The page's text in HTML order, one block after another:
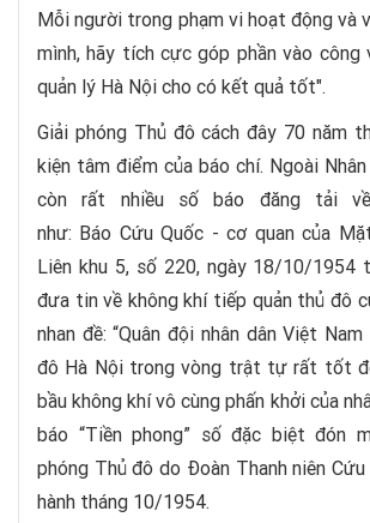
Mỗi người trong phạm vi hoạt động và
mình, hãy tích cực góp phần vào
quản lý Hà Nội cho có kết quả tốt".
Giải phóng Thủ đô cách đây 70 năm
kiện tâm điểm của báo chí. Ngoài
còn rất nhiều số báo đăng tải
như: Báo Cứu Quốc - cơ quan của
Liên khu 5, số 220, ngày 18/10/1954
đưa tin về không khí tiếp quản thủ đô
nhan đề: “Quân đội nhân dân Việt
đô Hà Nội trong vòng trật tự rất tốt
bầu không khí vô cùng phấn khởi của
báo “Tiền phong” số đặc biệt đón
phóng Thủ đô do Đoàn Thanh niên
hành tháng 10/1954.